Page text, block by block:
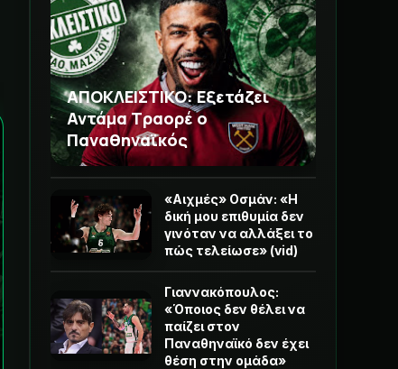
ΑΠΟΚΛΕΙΣΤΙΚΟ: Εξετάζει
Αντάμα Τραορέ ο
Παναθηναϊκός
«Αιχμές» Οσμάν: «Η
δική μου επιθυμία δεν
γινόταν να αλλάξει το
πώς τελείωσε» (vid)
Γιαννακόπουλος:
«Όποιος δεν θέλει να
παίζει στον
Παναθηναϊκό δεν έχει
θέση στην ομάδα»